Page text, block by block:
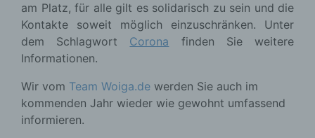
am Platz, für alle gilt es solidarisch zu sein und die
Kontakte soweit möglich einzuschränken. Unter
dem Schlagwort Corona finden Sie weitere
Informationen.
Wir vom Team Woiga.de werden Sie auch im
kommenden Jahr wieder wie gewohnt umfassend
informieren.